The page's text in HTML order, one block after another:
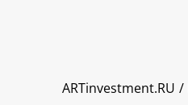
ARTinvestment.RU